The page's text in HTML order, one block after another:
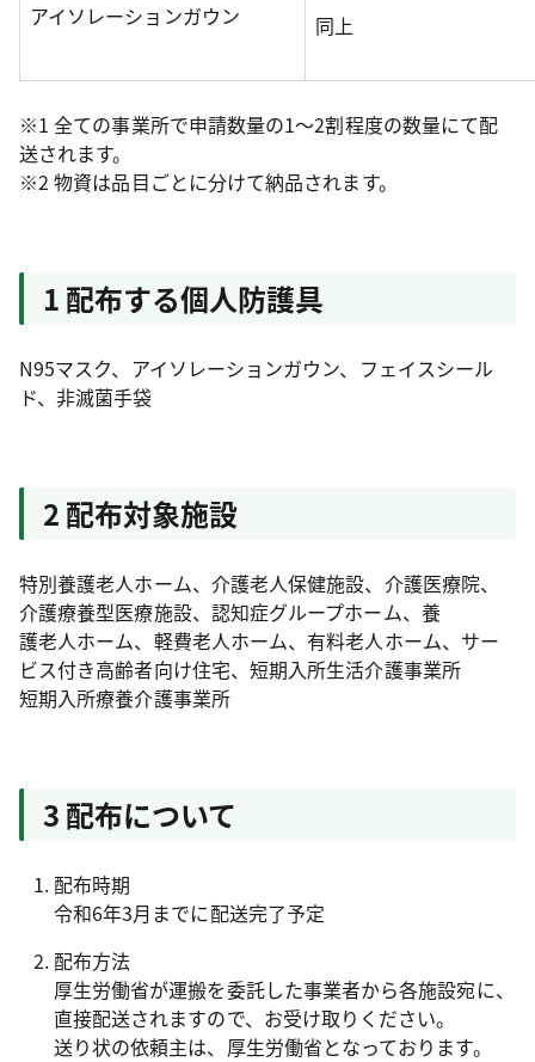
アイソレーションガウン 同上
※1 全ての事業所で申請数量の1～2割程度の数量にて配
送されます。
※2 物資は品目ごとに分けて納品されます。
1 配布する個人防護具
N95マスク、アイソレーションガウン、フェイスシール
ド、非滅菌手袋
2 配布対象施設
特別養護老人ホーム、介護老人保健施設、介護医療院、
介護療養型医療施設、認知症グループホーム、養
護老人ホーム、軽費老人ホーム、有料老人ホーム、サー
ビス付き高齢者向け住宅、短期入所生活介護事業所
短期入所療養介護事業所
3 配布について
配布時期
令和6年3月までに配送完了予定
配布方法
厚生労働省が運搬を委託した事業者から各施設宛に、
直接配送されますので、お受け取りください。
送り状の依頼主は、厚生労働省となっております。